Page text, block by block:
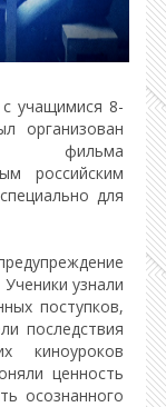
учащимися 8-
фильма
российским
для
узнали
поступков,
последствия
киноуроков
ценность
осознанного